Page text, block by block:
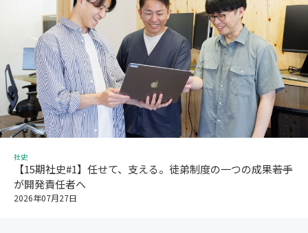
社史
【15期社史#1】任せて、支える。徒弟制度の一つの成果――若手
が開発責任者へ
2026年07月27日